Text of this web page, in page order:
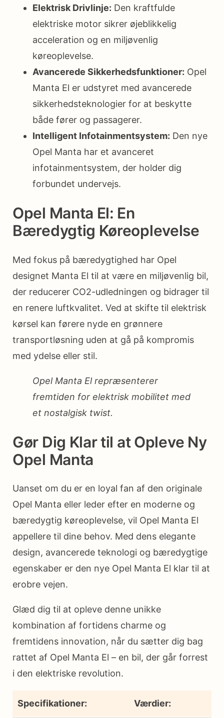
Elektrisk Drivlinje: Den kraftfulde
elektriske motor sikrer øjeblikkelig
acceleration og en miljøvenlig
køreoplevelse.
Avancerede Sikkerhedsfunktioner: Opel
Manta El er udstyret med avancerede
sikkerhedsteknologier for at beskytte
både fører og passagerer.
Intelligent Infotainmentsystem: Den nye
Opel Manta har et avanceret
infotainmentsystem, der holder dig
forbundet undervejs.
Opel Manta El: En
Bæredygtig Køreoplevelse
Med fokus på bæredygtighed har Opel
designet Manta El til at være en miljøvenlig bil,
der reducerer CO2-udledningen og bidrager til
en renere luftkvalitet. Ved at skifte til elektrisk
kørsel kan førere nyde en grønnere
transportløsning uden at gå på kompromis
med ydelse eller stil.
Opel Manta El repræsenterer
fremtiden for elektrisk mobilitet med
et nostalgisk twist.
Gør Dig Klar til at Opleve Ny
Opel Manta
Uanset om du er en loyal fan af den originale
Opel Manta eller leder efter en moderne og
bæredygtig køreoplevelse, vil Opel Manta El
appellere til dine behov. Med dens elegante
design, avancerede teknologi og bæredygtige
egenskaber er den nye Opel Manta El klar til at
erobre vejen.
Glæd dig til at opleve denne unikke
kombination af fortidens charme og
fremtidens innovation, når du sætter dig bag
rattet af Opel Manta El – en bil, der går forrest
i den elektriske revolution.
Specifikationer: Værdier: